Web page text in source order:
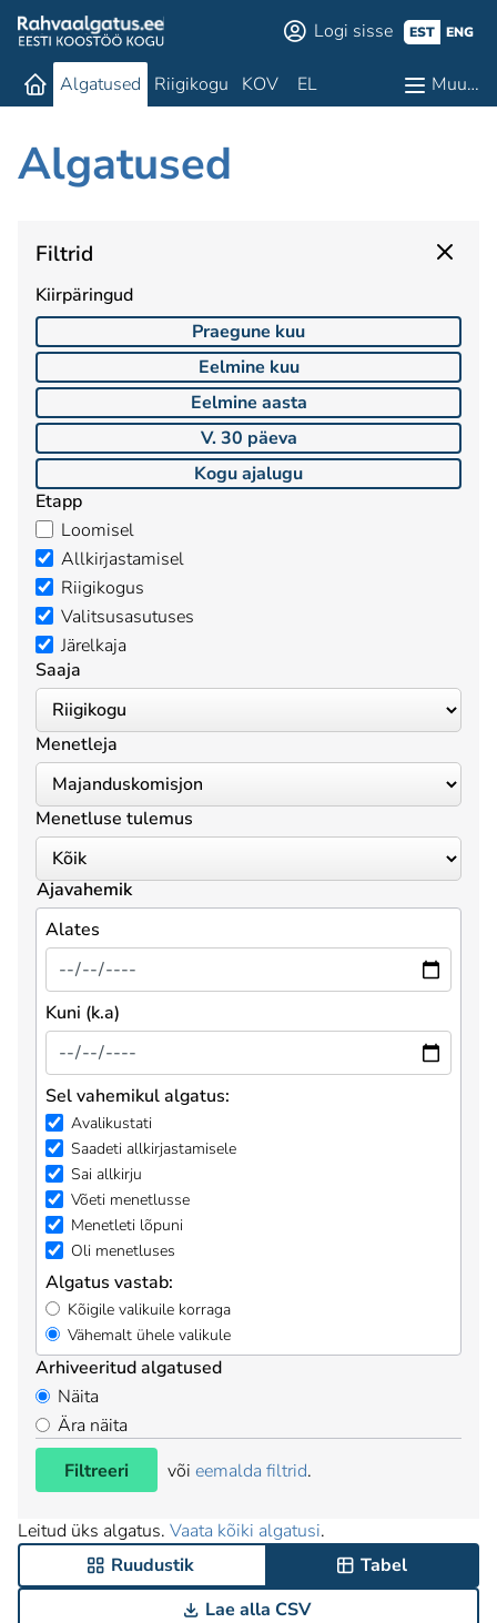
Logi sisse EST ENG
Algatused Riigikogu KOV EL Muu…
Algatused
Filtrid
Kiirpäringud
Praegune kuu
Eelmine kuu
Eelmine aasta
V. 30 päeva
Kogu ajalugu
Etapp
Loomisel
Allkirjastamisel
Riigikogus
Valitsusasutuses
Järelkaja
Saaja
Menetleja
Menetluse tulemus
Ajavahemik
Alates
Kuni (k.a)
Sel vahemikul algatus:
Avalikustati
Saadeti allkirjastamisele
Sai allkirju
Võeti menetlusse
Menetleti lõpuni
Oli menetluses
Algatus vastab:
Kõigile valikuile korraga
Vähemalt ühele valikule
Arhiveeritud algatused
Näita
Ära näita
Filtreeri
või eemalda filtrid.
Leitud üks algatus. Vaata kõiki algatusi.
Ruudustik
Tabel
Lae alla CSV